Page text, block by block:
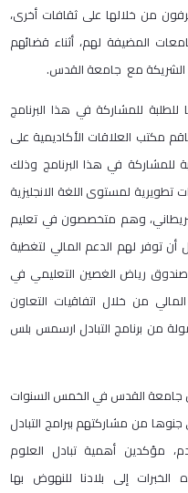
من خلالها على ثقافات أخرى،
المضيفة لهم، أثناء قضائهم
الشريكة مع جامعة القدس.
للطلبة للمشاركة في هذا البرنامج
مكتب العلاقات الأكاديمية على
للمشاركة في هذا البرنامج وذلك
لمستوى اللغة الانجليزية
وهم متخصصون في تعليم
أن توفر لهم الدعم المالي لتغطية
صندوق رياض الغصين التعليمي في
من خلال اتفاقيات التعاون
من برنامج التبادل ارسمس بلس
من جامعة القدس في الخمس السنوات
الفائدة التي جنوها من مشاركتهم ببرامج التبادل
مؤكدين أهمية تبادل العلوم
إلى بلادنا للنهوض بها